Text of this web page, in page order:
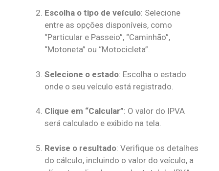
Escolha o tipo de veículo: Selecione
entre as opções disponíveis, como
“Particular e Passeio”, “Caminhão”,
“Motoneta” ou “Motocicleta”.
Selecione o estado: Escolha o estado
onde o seu veículo está registrado.
Clique em “Calcular”: O valor do IPVA
será calculado e exibido na tela.
Revise o resultado: Verifique os detalhes
do cálculo, incluindo o valor do veículo, a